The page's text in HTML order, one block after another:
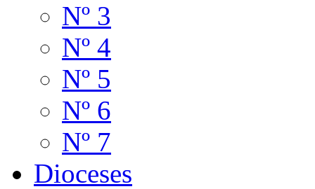
Nº 3
Nº 4
Nº 5
Nº 6
Nº 7
Dioceses